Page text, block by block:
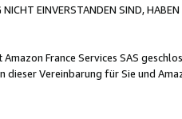
EINVERSTANDEN SIND,
France Services SAS
Vereinbarung für Sie und